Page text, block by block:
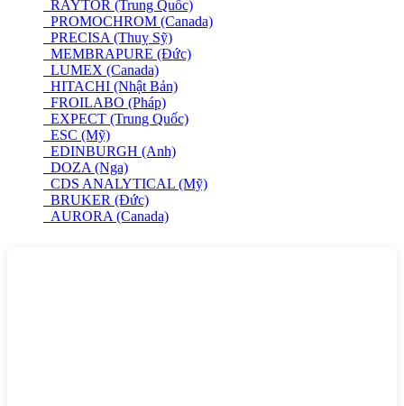
RAYTOR (Trung Quốc)
PROMOCHROM (Canada)
PRECISA (Thuỵ Sỹ)
MEMBRAPURE (Đức)
LUMEX (Canada)
HITACHI (Nhật Bản)
FROILABO (Pháp)
EXPECT (Trung Quốc)
ESC (Mỹ)
EDINBURGH (Anh)
DOZA (Nga)
CDS ANALYTICAL (Mỹ)
BRUKER (Đức)
AURORA (Canada)